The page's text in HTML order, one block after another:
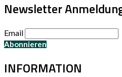
Newsletter
Email
INFORMATION